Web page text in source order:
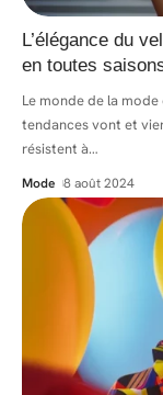
L’élégance du
en toutes
Le monde de la
tendances vont et
résistent à…
Mode 8 août 2024